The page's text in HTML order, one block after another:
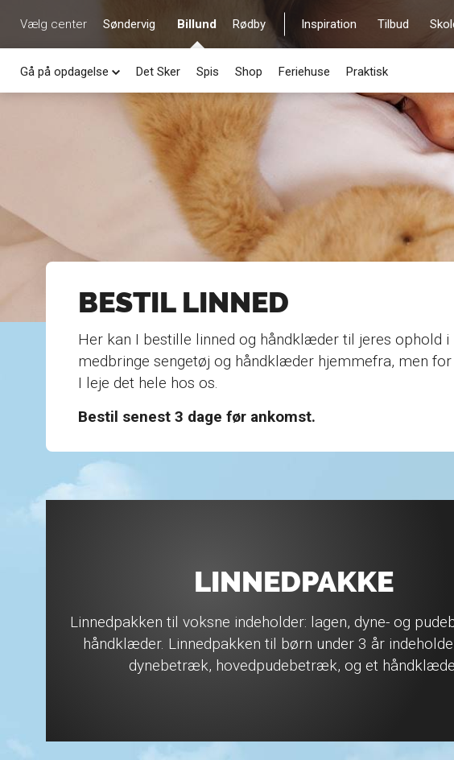
Vælg center Søndervig Billund
Gå på opdagelse Det Sker Spis Shop Feriehuse Praktisk
Rødby Inspiration Tilbud
BESTIL LINNED
Her kan I bestille linned og håndklæder til jeres ophold
medbringe sengetøj og håndklæder hjemmefra, men
I leje det hele hos os.
Bestil senest 3 dage før ankomst.
LINNEDPAKKE
Linnedpakken til voksne indeholder: lagen, dyne- og
håndklæder. Linnedpakken til børn under 3 år
dynebetræk, hovedpudebetræk, og et